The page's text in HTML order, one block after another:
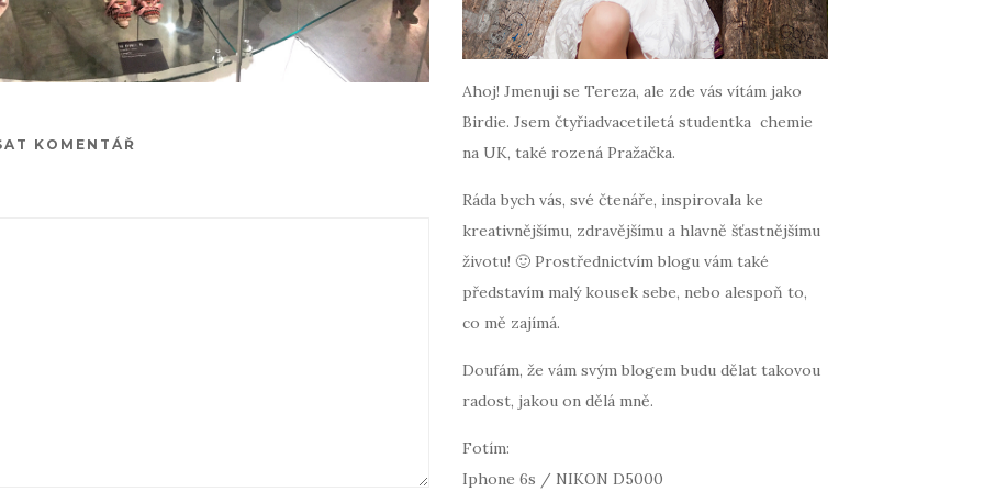
KOMENTÁŘ
Ahoj! Jmenuji se Tereza, ale zde vás vítám jako
Birdie. Jsem čtyřiadvacetiletá studentka chemie
na UK, také rozená Pražačka.
Ráda bych vás, své čtenáře, inspirovala ke
kreativnějšímu, zdravějšímu a hlavně šťastnějšímu
životu! 🙂 Prostřednictvím blogu vám také
představím malý kousek sebe, nebo alespoň to,
co mě zajímá.
Doufám, že vám svým blogem budu dělat takovou
radost, jakou on dělá mně.
Fotím:
Iphone 6s / NIKON D5000